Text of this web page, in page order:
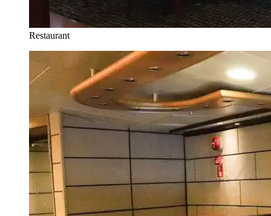
Restaurant